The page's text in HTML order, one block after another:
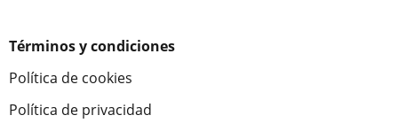
Términos y condiciones
Política de cookies
Política de privacidad